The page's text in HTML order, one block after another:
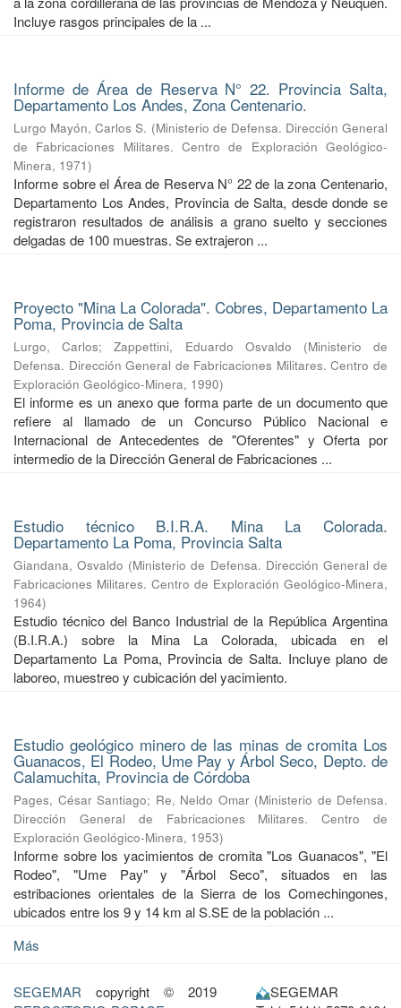
Incluye rasgos principales de la ...
Informe de Área de Reserva N° 22. Provincia Salta,
Departamento Los Andes, Zona Centenario.
Lurgo Mayón, Carlos S. (Ministerio de Defensa. Dirección General
de Fabricaciones Militares. Centro de Exploración Geológico-
Minera, 1971)
Informe sobre el Área de Reserva N° 22 de la zona Centenario,
Departamento Los Andes, Provincia de Salta, desde donde se
registraron resultados de análisis a grano suelto y secciones
delgadas de 100 muestras. Se extrajeron ...
Proyecto "Mina La Colorada". Cobres, Departamento La
Poma, Provincia de Salta
Lurgo, Carlos;Zappettini, Eduardo Osvaldo (Ministerio de
Defensa. Dirección General de Fabricaciones Militares. Centro de
Exploración Geológico-Minera, 1990)
El informe es un anexo que forma parte de un documento que
refiere al llamado de un Concurso Público Nacional e
Internacional de Antecedentes de "Oferentes" y Oferta por
intermedio de la Dirección General de Fabricaciones ...
Estudio técnico B.I.R.A. Mina La Colorada.
Departamento La Poma, Provincia Salta
Giandana, Osvaldo (Ministerio de Defensa. Dirección General de
Fabricaciones Militares. Centro de Exploración Geológico-Minera,
1964)
Estudio técnico del Banco Industrial de la República Argentina
(B.I.R.A.) sobre la Mina La Colorada, ubicada en el
Departamento La Poma, Provincia de Salta. Incluye plano de
laboreo, muestreo y cubicación del yacimiento.
Estudio geológico minero de las minas de cromita Los
Guanacos, El Rodeo, Ume Pay y Árbol Seco, Depto. de
Calamuchita, Provincia de Córdoba
Pages, César Santiago; Re, Neldo Omar (Ministerio de Defensa.
Dirección General de Fabricaciones Militares. Centro de
Exploración Geológico-Minera, 1953)
Informe sobre los yacimientos de cromita "Los Guanacos", "El
Rodeo", "Ume Pay" y "Árbol Seco", situados en las
estribaciones orientales de la Sierra de los Comechingones,
ubicados entre los 9 y 14 km al S.SE de la población ...
Más
SEGEMAR copyright © 2019
SEGEMAR